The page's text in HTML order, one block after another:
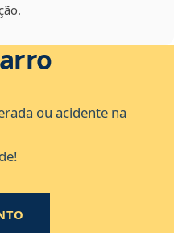
ou acidente na